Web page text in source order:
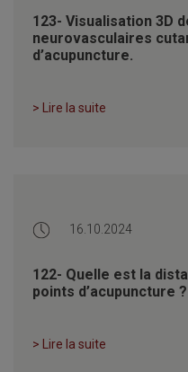
123- Visualisation 3D
neurovasculaires
d’acupuncture.
> Lire la suite
16.10.2024
122- Quelle est la
points d’acupuncture ?
> Lire la suite